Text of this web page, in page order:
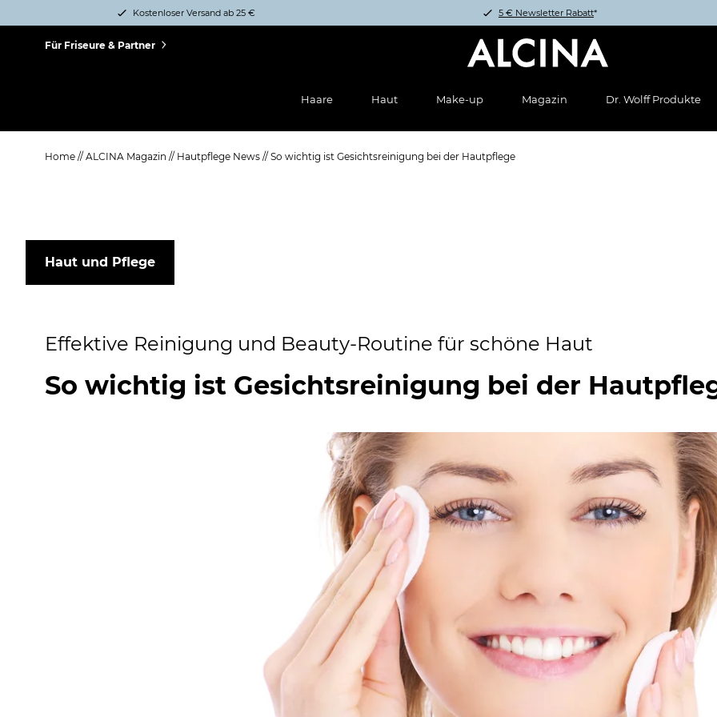
Kostenloser Versand ab 25 € 5 € Newsletter Rabatt*
Für Friseure & Partner
Haare Haut Make-up Magazin Dr. Wolff Produkte
Home // ALCINA Magazin // Hautpflege News // So wichtig ist Gesichtsreinigung bei der Hautpflege
Haut und Pflege
Effektive Reinigung und Beauty-Routine für schöne Haut
So wichtig ist Gesichtsreinigung bei der